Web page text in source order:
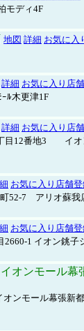
モディ4F
地図 詳細 お気に入
詳細 お気に入り店
ﾙ木更津1F
詳細 お気に入り店
目12番地3 イオ
お気に入り店舗
52-7 アリオ蘇我
お気に入り店舗
1 イオン銚子
オンモール幕
ンモール幕張新